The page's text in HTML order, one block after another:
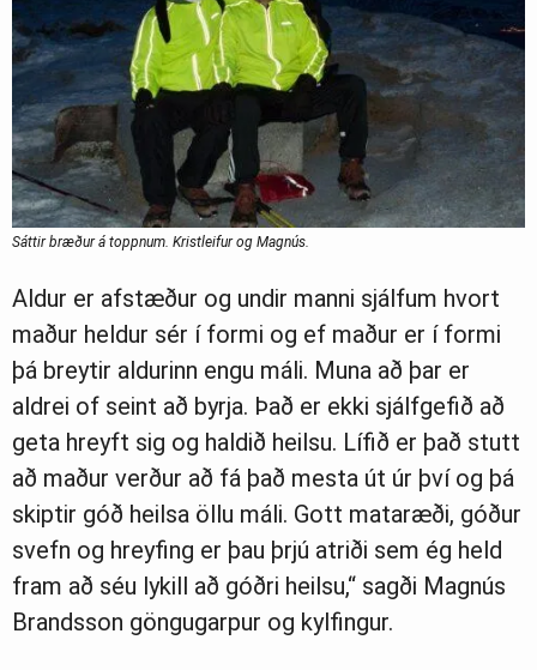
Sáttir bræður á toppnum. Kristleifur og Magnús.
Aldur er afstæður og undir manni sjálfum hvort
maður heldur sér í formi og ef maður er í formi
þá breytir aldurinn engu máli. Muna að þar er
aldrei of seint að byrja. Það er ekki sjálfgefið að
geta hreyft sig og haldið heilsu. Lífið er það stutt
að maður verður að fá það mesta út úr því og þá
skiptir góð heilsa öllu máli. Gott mataræði, góður
svefn og hreyfing er þau þrjú atriði sem ég held
fram að séu lykill að góðri heilsu,“ sagði Magnús
Brandsson göngugarpur og kylfingur.